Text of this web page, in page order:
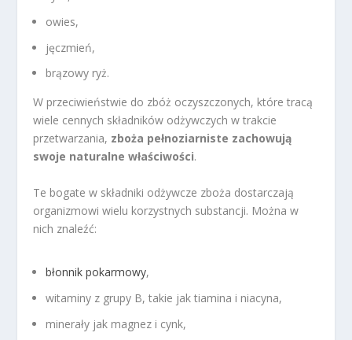
owies,
jęczmień,
brązowy ryż.
W przeciwieństwie do zbóż oczyszczonych, które tracą
wiele cennych składników odżywczych w trakcie
przetwarzania, zboża pełnoziarniste zachowują
swoje naturalne właściwości.
Te bogate w składniki odżywcze zboża dostarczają
organizmowi wielu korzystnych substancji. Można w
nich znaleźć:
błonnik pokarmowy,
witaminy z grupy B, takie jak tiamina i niacyna,
minerały jak magnez i cynk,